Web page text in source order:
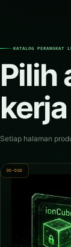
KATALOG PERANGKAT
Pilih
Setiap halaman
DO-DGD